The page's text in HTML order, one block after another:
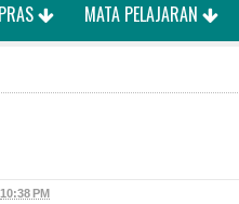
MATA PELAJARAN
10:38 PM